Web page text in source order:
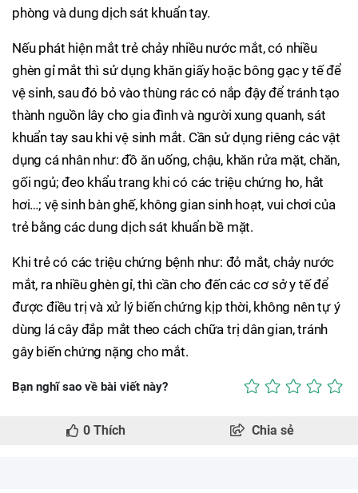
phòng và dung dịch sát khuẩn tay.
Nếu phát hiện mắt trẻ chảy nhiều nước mắt, có nhiều
ghèn gỉ mắt thì sử dụng khăn giấy hoặc bông gạc y tế để
vệ sinh, sau đó bỏ vào thùng rác có nắp đậy để tránh tạo
thành nguồn lây cho gia đình và người xung quanh, sát
khuẩn tay sau khi vệ sinh mắt. Cần sử dụng riêng các vật
dụng cá nhân như: đồ ăn uống, chậu, khăn rửa mặt, chăn,
gối ngủ; đeo khẩu trang khi có các triệu chứng ho, hắt
hơi…; vệ sinh bàn ghế, không gian sinh hoạt, vui chơi của
trẻ bằng các dung dịch sát khuẩn bề mặt.
Khi trẻ có các triệu chứng bệnh như: đỏ mắt, chảy nước
mắt, ra nhiều ghèn gỉ, thì cần cho đến các cơ sở y tế để
được điều trị và xử lý biến chứng kịp thời, không nên tự ý
dùng lá cây đắp mắt theo cách chữa trị dân gian, tránh
gây biến chứng nặng cho mắt.
Bạn nghĩ sao về bài viết này?
0 Thích Chia sẻ